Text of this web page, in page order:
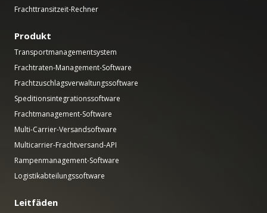
Frachttransitzeit-Rechner
Produkt
Transportmanagementsystem
Frachtraten-Management-Software
Frachtzuschlagsverwaltungssoftware
Speditionsintegrationssoftware
Frachtmanagement-Software
Multi-Carrier-Versandsoftware
Multicarrier-Frachtversand-API
Rampenmanagement-Software
Logistikabteilungssoftware
Leitfäden